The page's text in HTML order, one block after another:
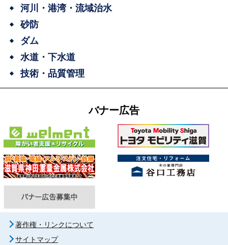
河川・港湾・流域治水
砂防
ダム
水道・下水道
技術・品質管理
バナー広告
著作権・リンクについて
サイトマップ